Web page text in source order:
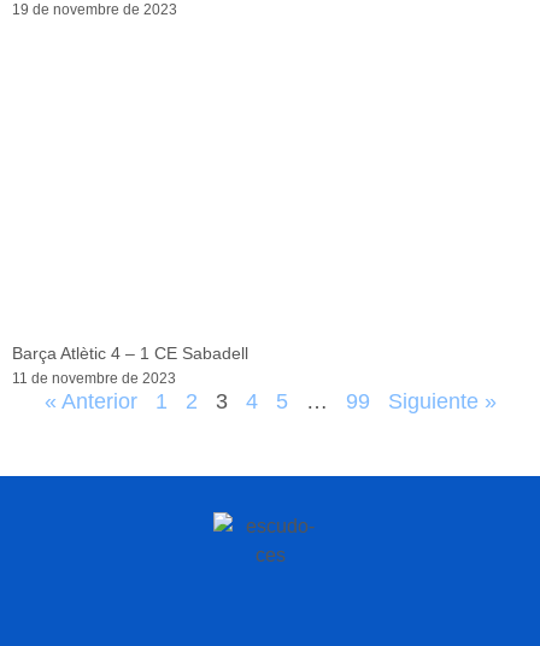
19 de novembre de 2023
Barça Atlètic 4 – 1 CE Sabadell
11 de novembre de 2023
« Anterior 1 2 3 4 5 … 99 Siguiente »